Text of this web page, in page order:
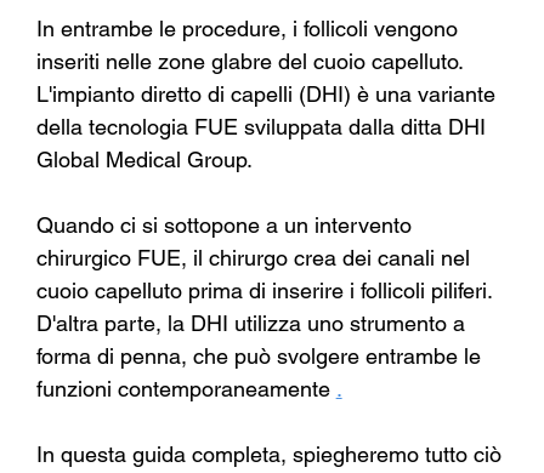
In entrambe le procedure, i follicoli vengono
inseriti nelle zone glabre del cuoio capelluto.
L'impianto diretto di capelli (DHI) è una variante
della tecnologia FUE sviluppata dalla ditta DHI
Global Medical Group.
Quando ci si sottopone a un intervento
chirurgico FUE, il chirurgo crea dei canali nel
cuoio capelluto prima di inserire i follicoli piliferi.
D'altra parte, la DHI utilizza uno strumento a
forma di penna, che può svolgere entrambe le
funzioni contemporaneamente .
In questa guida completa, spiegheremo tutto ciò